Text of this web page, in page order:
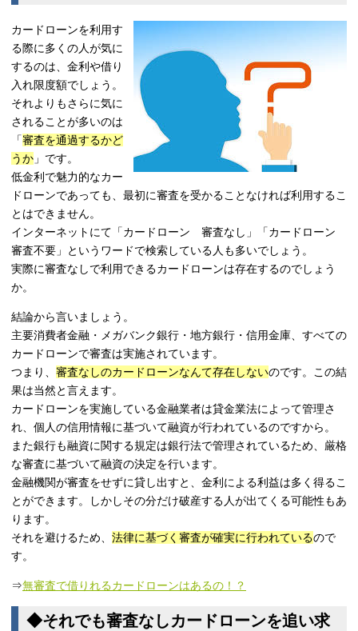
カードローンを利用す
る際に多くの人が気に
するのは、金利や借り
入れ限度額でしょう。
それよりもさらに気に
されることが多いのは
「審査を通過するかど
うか 」です。
低金利で魅力的なカー
ドローンであっても、最初に審査を受かることなければ利用するこ
とはできません。
インターネットにて「カードローン 審査なし」「カードローン
審査不要」というワードで検索している人も多いでしょう。
実際に審査なしで利用できるカードローンは存在するのでしょう
か。
結論から言いましょう。
主要消費者金融・メガバンク銀行・地方銀行・信用金庫、すべての
カードローンで審査は実施されています。
つまり、 審査なしのカードローンなんて存在しないのです。この結
果は当然と言えます。
カードローンを実施している金融業者は貸金業法によって管理さ
れ、個人の信用情報に基づいて融資が行われているのですから。
また銀行も融資に関する規定は銀行法で管理されているため、厳格
な審査に基づいて融資の決定を行います。
金融機関が審査をせずに貸し出すと、金利による利益は多く得るこ
とができます。しかしその分だけ破産する人が出てくる可能性もあ
ります。
それを避けるため、 法律に基づく審査が確実に行われているので
す。
⇒無審査で借りれるカードローンはあるの！？
◆それでも審査なしカードローンを追い求